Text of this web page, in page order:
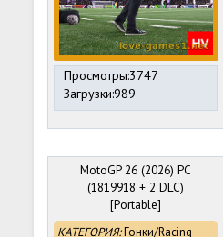
Просмотры:3747
Загрузки:989
MotoGP 26 (2026) PC
(1819918 + 2 DLC)
[Portable]
КАТЕГОРИЯ:Гонки/Racing